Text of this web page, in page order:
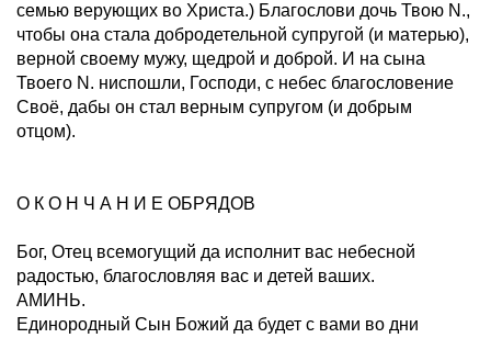
семью верующих во Христа.) Благослови дочь Твою N.,
чтобы она стала добродетельной супругой (и матерью),
верной своему мужу, щедрой и доброй. И на сына
Твоего N. ниспошли, Господи, с небес благословение
Своё, дабы он стал верным супругом (и добрым
отцом).
О К О Н Ч А Н И Е ОБРЯДОВ
Бог, Отец всемогущий да исполнит вас небесной
радостью, благословляя вас и детей ваших.
АМИНЬ.
Единородный Сын Божий да будет с вами во дни